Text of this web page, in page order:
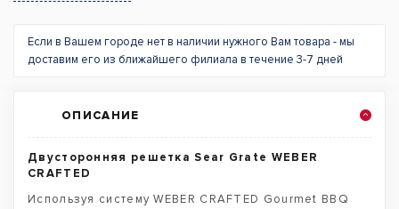
Если в Вашем городе нет в наличии нужного Вам товара - мы
доставим его из ближайшего филиала в течение 3-7 дней
ОПИСАНИЕ
Двусторонняя решетка Sear Grate WEBER
CRAFTED
Используя систему WEBER CRAFTED Gourmet BBQ